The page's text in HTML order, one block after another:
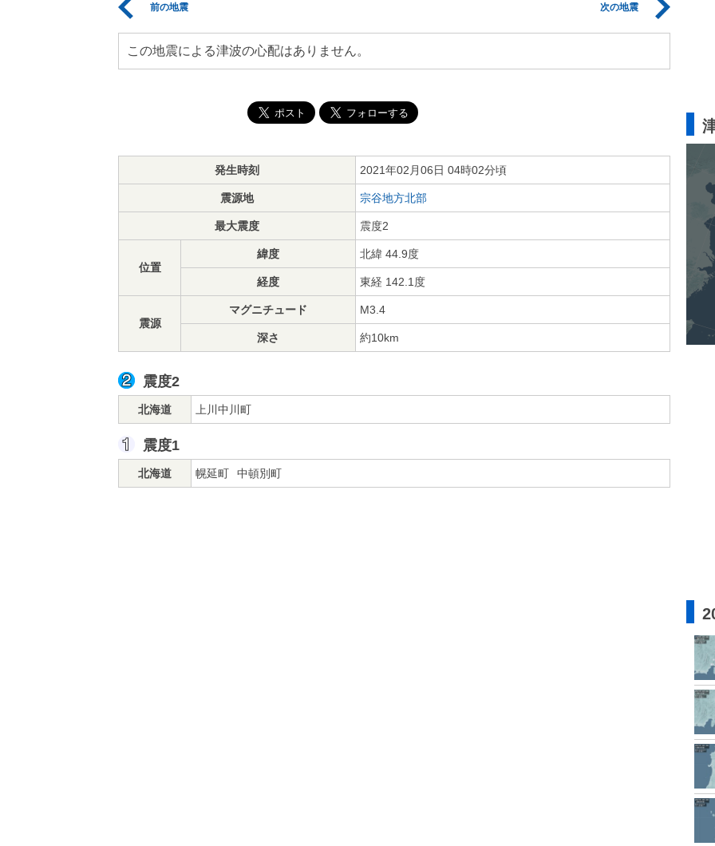
前の地震 次の地震
この地震による津波の心配はありません。
発生時刻 2021年02月06日 04時02分頃
震源地 宗谷地方北部
最大震度 震度2
位置
緯度 北緯 44.9度
経度 東経 142.1度
震源
マグニチュード M3.4
深さ 約10km
震度2
北海道 上川中川町
震度1
北海道 幌延町 中頓別町